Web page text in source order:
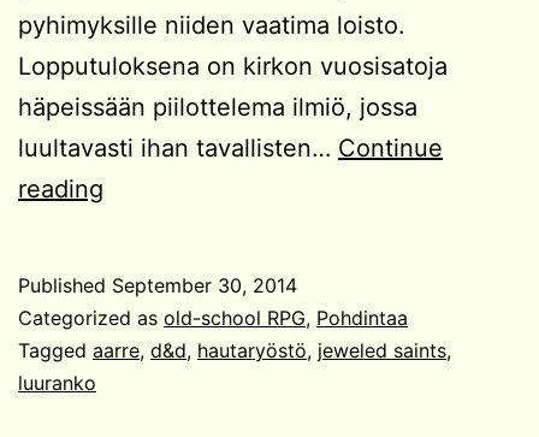
pyhimyksille niiden vaatima loisto.
Lopputuloksena on kirkon vuosisatoja
häpeissään piilottelema ilmiö, jossa
luultavasti ihan tavallisten… Continue
reading
tasaa.”
Published September 30, 2014
Categorized as old-school RPG, Pohdintaa
Tagged aarre, d&d, hautaryöstö, jeweled saints,
luuranko